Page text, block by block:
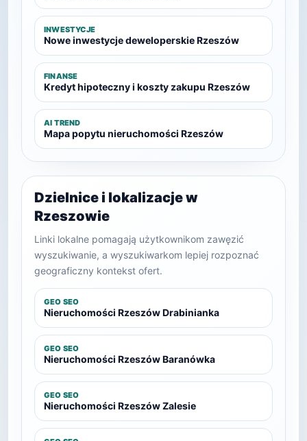
INWESTYCJE
Nowe inwestycje deweloperskie Rzeszów
FINANSE
Kredyt hipoteczny i koszty zakupu Rzeszów
AI TREND
Mapa popytu nieruchomości Rzeszów
Dzielnice i lokalizacje w
Rzeszowie
Linki lokalne pomagają użytkownikom zawęzić
wyszukiwanie, a wyszukiwarkom lepiej rozpoznać
geograficzny kontekst ofert.
GEO SEO
Nieruchomości Rzeszów Drabinianka
GEO SEO
Nieruchomości Rzeszów Baranówka
GEO SEO
Nieruchomości Rzeszów Zalesie